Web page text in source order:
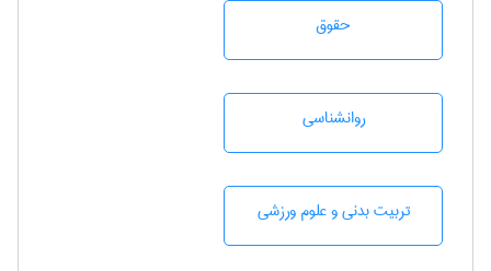
حقوق
روانشناسی
تربيت بدنی و علوم ورزشی